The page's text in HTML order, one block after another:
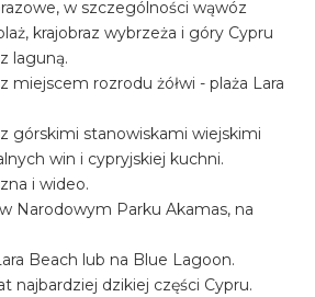
w szczególności wąwóz
krajobraz wybrzeża i góry Cypru
laguną.
miejscem rozrodu żółwi - plaża Lara
górskimi stanowiskami wiejskimi
win i cypryjskiej kuchni.
i wideo.
Narodowym Parku Akamas, na
Beach lub na Blue Lagoon.
najbardziej dzikiej części Cypru.